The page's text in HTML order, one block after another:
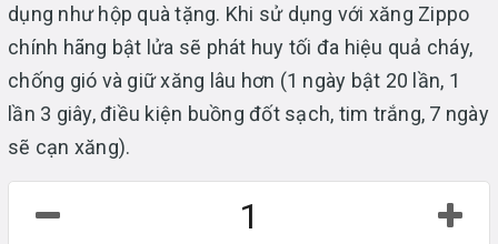
dụng như hộp quà tặng. Khi sử dụng với xăng Zippo
chính hãng bật lửa sẽ phát huy tối đa hiệu quả cháy,
chống gió và giữ xăng lâu hơn (1 ngày bật 20 lần, 1
lần 3 giây, điều kiện buồng đốt sạch, tim trắng, 7 ngày
sẽ cạn xăng).